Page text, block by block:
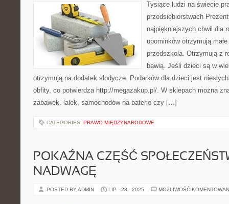
Tysiące ludzi na świecie
przedsiębiorstwach
najpiękniejszych chwil dla
upominków otrzymują
przedszkola. Otrzymują z
bawią. Jeśli dzieci są w
otrzymują na dodatek słodycze. Podarków dla dzieci jest
obfity, co potwierdza http://megazakup.pl/. W sklepach można
zabawek, lalek, samochodów na baterie czy […]
CATEGORIES: PRAWO MIĘDZYNARODOWE
POKAŹNA CZĘŚĆ
NADWAGĘ
POSTED BY ADMIN LIP - 28 - 2025 MOŻLIWOŚĆ